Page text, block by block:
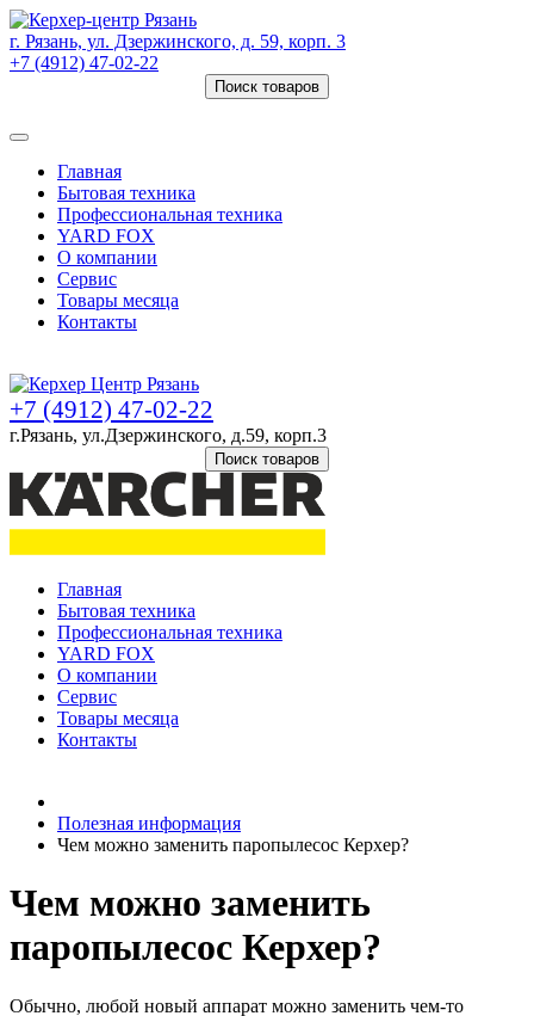
г. Рязань, ул. Дзержинского, д. 59, корп. 3
+7 (4912) 47-02-22
Поиск товаров
Главная
Бытовая техника
Профессиональная техника
YARD FOX
О компании
Сервис
Товары месяца
Контакты
+7 (4912) 47-02-22
г.Рязань, ул.Дзержинского, д.59, корп.3
Поиск товаров
Главная
Бытовая техника
Профессиональная техника
YARD FOX
О компании
Сервис
Товары месяца
Контакты
Полезная информация
Чем можно заменить паропылесос Керхер?
Чем можно заменить
паропылесос Керхер?
Обычно, любой новый аппарат можно заменить чем-то